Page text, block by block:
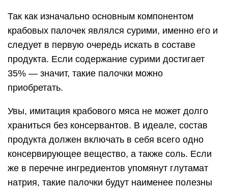
Так как изначально основным компонентом
крабовых палочек являлся сурими, именно его и
следует в первую очередь искать в составе
продукта. Если содержание сурими достигает
35% — значит, такие палочки можно
приобретать.
Увы, имитация крабового мяса не может долго
храниться без консервантов. В идеале, состав
продукта должен включать в себя всего одно
консервирующее вещество, а также соль. Если
же в перечне ингредиентов упомянут глутамат
натрия, такие палочки будут наименее полезны